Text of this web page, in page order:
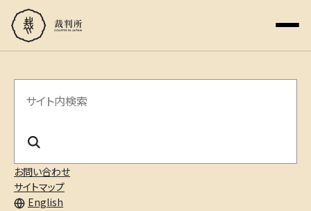
お問い合わせ
サイトマップ
English
サ
内
検